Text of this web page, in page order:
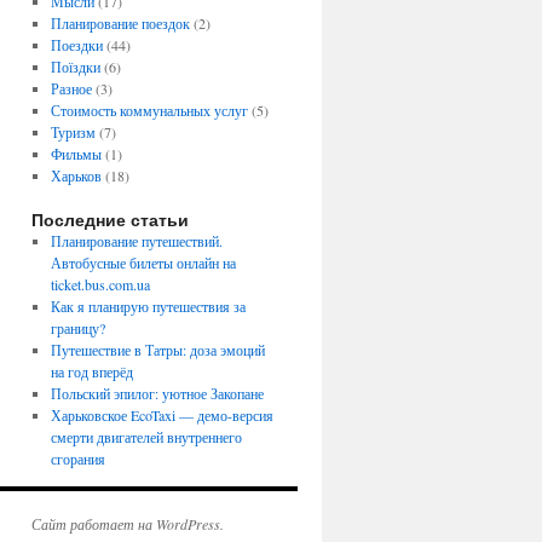
Планирование поездок(2)
Поездки(44)
Поїздки(6)
Разное(3)
Стоимость коммунальных услуг(5)
Туризм(7)
Фильмы(1)
Харьков(18)
Последние статьи
Планирование путешествий.
Автобусные билеты онлайн на
ticket.bus.com.ua
Как я планирую путешествия за
границу?
Путешествие в Татры: доза эмоций
на год вперёд
Польский эпилог: уютное Закопане
Харьковское EcoTaxi — демо-версия
смерти двигателей внутреннего
сгорания
Сайт работает на WordPress.